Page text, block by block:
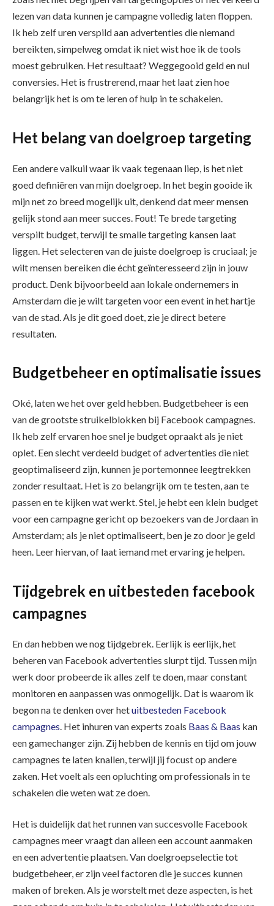
lezen van data kunnen je campagne volledig laten floppen.
Ik heb zelf uren verspild aan advertenties die niemand
bereikten, simpelweg omdat ik niet wist hoe ik de tools
moest gebruiken. Het resultaat? Weggegooid geld en nul
conversies. Het is frustrerend, maar het laat zien hoe
belangrijk het is om te leren of hulp in te schakelen.
Het belang van doelgroep targeting
Een andere valkuil waar ik vaak tegenaan liep, is het niet
goed definiëren van mijn doelgroep. In het begin gooide ik
mijn net zo breed mogelijk uit, denkend dat meer mensen
gelijk stond aan meer succes. Fout! Te brede targeting
verspilt budget, terwijl te smalle targeting kansen laat
liggen. Het selecteren van de juiste doelgroep is cruciaal; je
wilt mensen bereiken die écht geïnteresseerd zijn in jouw
product. Denk bijvoorbeeld aan lokale ondernemers in
Amsterdam die je wilt targeten voor een event in het hartje
van de stad. Als je dit goed doet, zie je direct betere
resultaten.
Budgetbeheer en optimalisatie issues
Oké, laten we het over geld hebben. Budgetbeheer is een
van de grootste struikelblokken bij Facebook campagnes.
Ik heb zelf ervaren hoe snel je budget opraakt als je niet
oplet. Een slecht verdeeld budget of advertenties die niet
geoptimaliseerd zijn, kunnen je portemonnee leegtrekken
zonder resultaat. Het is zo belangrijk om te testen, aan te
passen en te kijken wat werkt. Stel, je hebt een klein budget
voor een campagne gericht op bezoekers van de Jordaan in
Amsterdam; als je niet optimaliseert, ben je zo door je geld
heen. Leer hiervan, of laat iemand met ervaring je helpen.
Tijdgebrek en uitbesteden facebook
campagnes
En dan hebben we nog tijdgebrek. Eerlijk is eerlijk, het
beheren van Facebook advertenties slurpt tijd. Tussen mijn
werk door probeerde ik alles zelf te doen, maar constant
monitoren en aanpassen was onmogelijk. Dat is waarom ik
begon na te denken over hetuitbesteden Facebook
campagnes . Het inhuren van experts zoals Baas & Baas kan
een gamechanger zijn. Zij hebben de kennis en tijd om jouw
campagnes te laten knallen, terwijl jij focust op andere
zaken. Het voelt als een opluchting om professionals in te
schakelen die weten wat ze doen.
Het is duidelijk dat het runnen van succesvolle Facebook
campagnes meer vraagt dan alleen een account aanmaken
en een advertentie plaatsen. Van doelgroepselectie tot
budgetbeheer, er zijn veel factoren die je succes kunnen
maken of breken. Als je worstelt met deze aspecten, is het